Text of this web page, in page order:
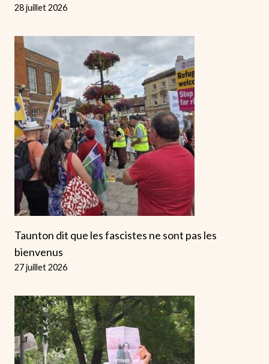
28 juillet 2026
Taunton dit que les fascistes ne sont pas les
bienvenus
27 juillet 2026